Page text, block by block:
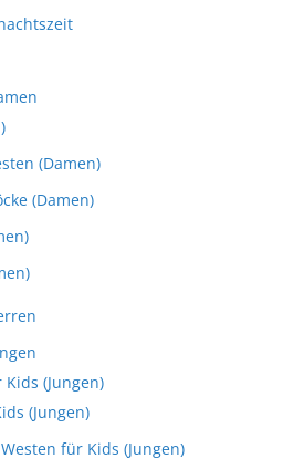
(Damen)
(Damen)
(Jungen)
(Jungen)
für Kids (Jungen)